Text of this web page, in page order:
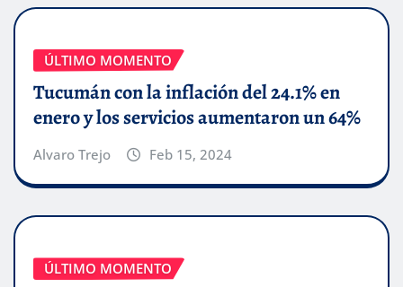
ÚLTIMO MOMENTO
Tucumán con la inflación del 24.1% en
enero y los servicios aumentaron un 64%
Alvaro Trejo Feb 15, 2024
ÚLTIMO MOMENTO